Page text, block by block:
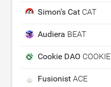
Simon's Cat CAT
Audiera BEAT
Cookie DAO COOKIE
Fusionist ACE